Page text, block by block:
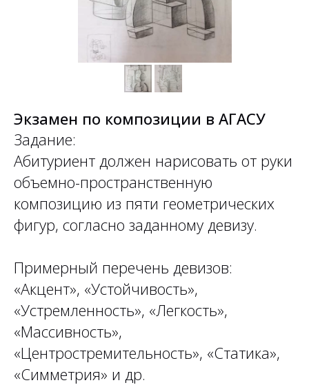
Экзамен по композиции в АГАСУ
Задание:
Абитуриент должен нарисовать от руки
объемно-пространственную
композицию из пяти геометрических
фигур, согласно заданному девизу.
Примерный перечень девизов:
«Акцент», «Устойчивость»,
«Устремленность», «Легкость»,
«Массивность»,
«Центростремительность», «Статика»,
«Симметрия» и др.